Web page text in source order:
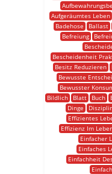
Aufgeräumtes Leben
Badehose
Ballast
Befreiung
Bescheidenheit
Besitz Reduzieren
Bewusste
Bewusster
Bildlich
Blatt Buch
Dinge
Effizientes
Effizienz Im
Einfacher
Einfaches
Einfachheit